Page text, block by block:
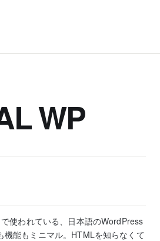
WP
使われている、日本語のWordPress
機能もミニマル。HTMLを知らなくて